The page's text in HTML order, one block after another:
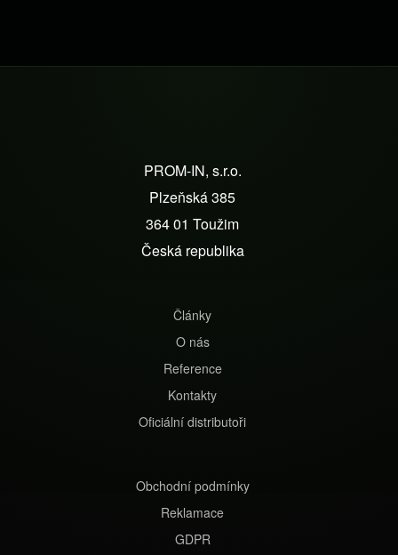
PROM-IN, s.r.o.
Plzeňská 385
364 01 Toužim
Česká republika
Články
O nás
Reference
Kontakty
Oficiální distributoři
Obchodní podmínky
Reklamace
GDPR